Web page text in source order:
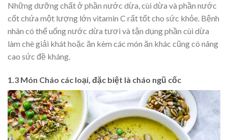
Những dưỡng chất ở phần nước dừa, cùi dừa và phần nước
cốt chứa một lượng lớn vitamin C rất tốt cho sức khỏe. Bệnh
nhân có thể uống nước dừa tươi và tận dụng phần cùi dừa
làm chè giải khát hoặc ăn kèm các món ăn khác cũng có nâng
cao sức đề kháng.
1.3 Món Cháo các loại, đặc biệt là cháo ngũ cốc